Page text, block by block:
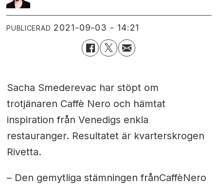
PUBLICERAD 2021-09-03 - 14:21
Sacha Smederevac har stöpt om
trotjänaren Caffè Nero och hämtat
inspiration från Venedigs enkla
restauranger. Resultatet är kvarterskrogen
Rivetta.
– Den gemytliga stämningen frånCaffèNero